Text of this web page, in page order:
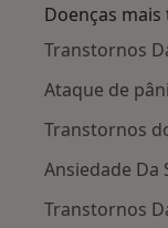
Doenças
Transtornos
Ataque de
Transtornos
Ansiedade Da
Transtornos